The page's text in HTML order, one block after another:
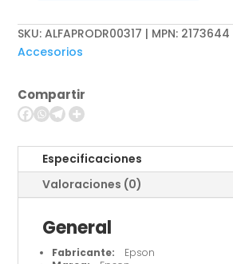
Board
SC-
P8000
SKU:ALFAPRODR00317 | MPN: 2173644
Accesorios
Compartir
Especificaciones
Valoraciones (0)
General
Fabricante: Epson